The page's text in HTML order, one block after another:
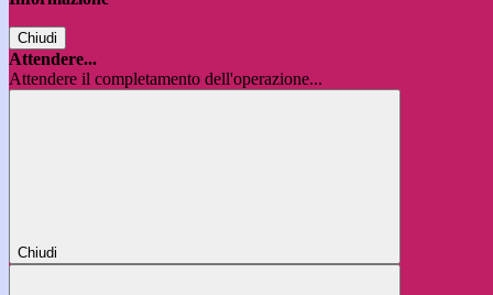
Chiudi
Attendere...
Attendere il completamento dell'operazione...
Chiudi